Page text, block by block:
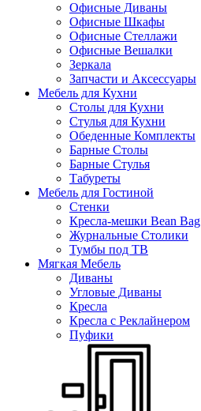
Офисные Диваны
Офисные Шкафы
Офисные Стеллажи
Офисные Вешалки
Зеркала
Запчасти и Аксессуары
Мебель для Кухни
Столы для Кухни
Стулья для Кухни
Обеденные Комплекты
Барные Столы
Барные Стулья
Табуреты
Мебель для Гостиной
Стенки
Кресла-мешки Bean Bag
Журнальные Столики
Тумбы под ТВ
Мягкая Мебель
Диваны
Угловые Диваны
Кресла
Кресла с Реклайнером
Пуфики